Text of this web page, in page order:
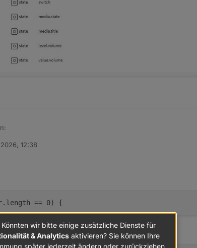
12:38
== 0) {
Könnten wir bitte einige zusätzliche Dienste für
& Analytics aktivieren? Sie können Ihre
später jederzeit ändern oder zurückziehen.